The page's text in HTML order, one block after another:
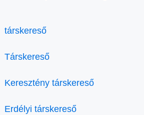
társkereső
Társkereső
Keresztény társkereső
Erdélyi társkereső